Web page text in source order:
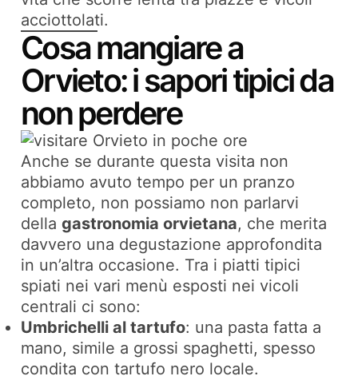
acciottolati.
Cosa mangiare a
Orvieto: i sapori tipici da
non perdere
Anche se durante questa visita non
abbiamo avuto tempo per un pranzo
completo, non possiamo non parlarvi
dellagastronomia orvietana, che merita
davvero una degustazione approfondita
in un’altra occasione. Tra i piatti tipici
spiati nei vari menù esposti nei vicoli
centrali ci sono:
Umbrichelli al tartufo: una pasta fatta a
mano, simile a grossi spaghetti, spesso
condita con tartufo nero locale.